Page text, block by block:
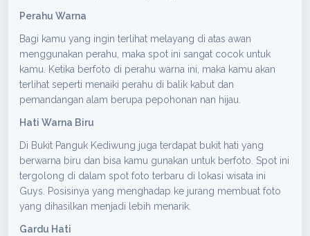
Perahu Warna
Bagi kamu yang ingin terlihat melayang di atas awan
menggunakan perahu, maka spot ini sangat cocok untuk
kamu. Ketika berfoto di perahu warna ini, maka kamu akan
terlihat seperti menaiki perahu di balik kabut dan
pemandangan alam berupa pepohonan nan hijau.
Hati Warna Biru
Di Bukit Panguk Kediwung juga terdapat bukit hati yang
berwarna biru dan bisa kamu gunakan untuk berfoto. Spot ini
tergolong di dalam spot foto terbaru di lokasi wisata ini
Guys. Posisinya yang menghadap ke jurang membuat foto
yang dihasilkan menjadi lebih menarik.
Gardu Hati